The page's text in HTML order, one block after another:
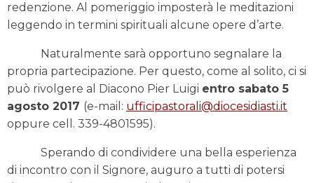
redenzione. Al pomeriggio imposterà le meditazioni
leggendo in termini spirituali alcune opere d’arte.
Naturalmente sarà opportuno segnalare la
propria partecipazione. Per questo, come al solito, ci si
può rivolgere al Diacono Pier Luigi entro sabato 5
agosto 2017 (e-mail: ufficipastorali@diocesidiasti.it
oppure cell. 339-4801595).
Sperando di condividere una bella esperienza
di incontro con il Signore, auguro a tutti di potersi